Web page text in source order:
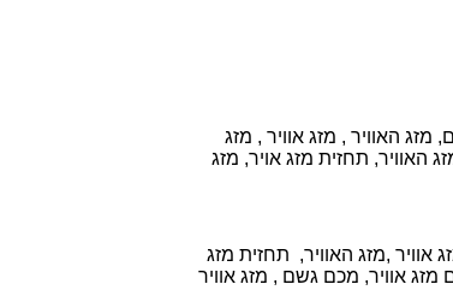
האוויר , מזג אוויר , מזג
האוויר, תחזית מזג אויר, מזג
אוויר ,מזג האוויר, תחזית מזג
מזג אוויר, מכם גשם , מזג אוויר